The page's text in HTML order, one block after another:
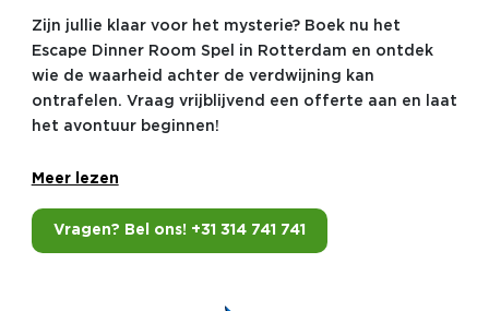
Zijn jullie klaar voor het mysterie? Boek nu het
Escape Dinner Room Spel in Rotterdam en ontdek
wie de waarheid achter de verdwijning kan
ontrafelen. Vraag vrijblijvend een offerte aan en laat
het avontuur beginnen!
Meer lezen
Vragen? Bel ons! +31 314 741 741